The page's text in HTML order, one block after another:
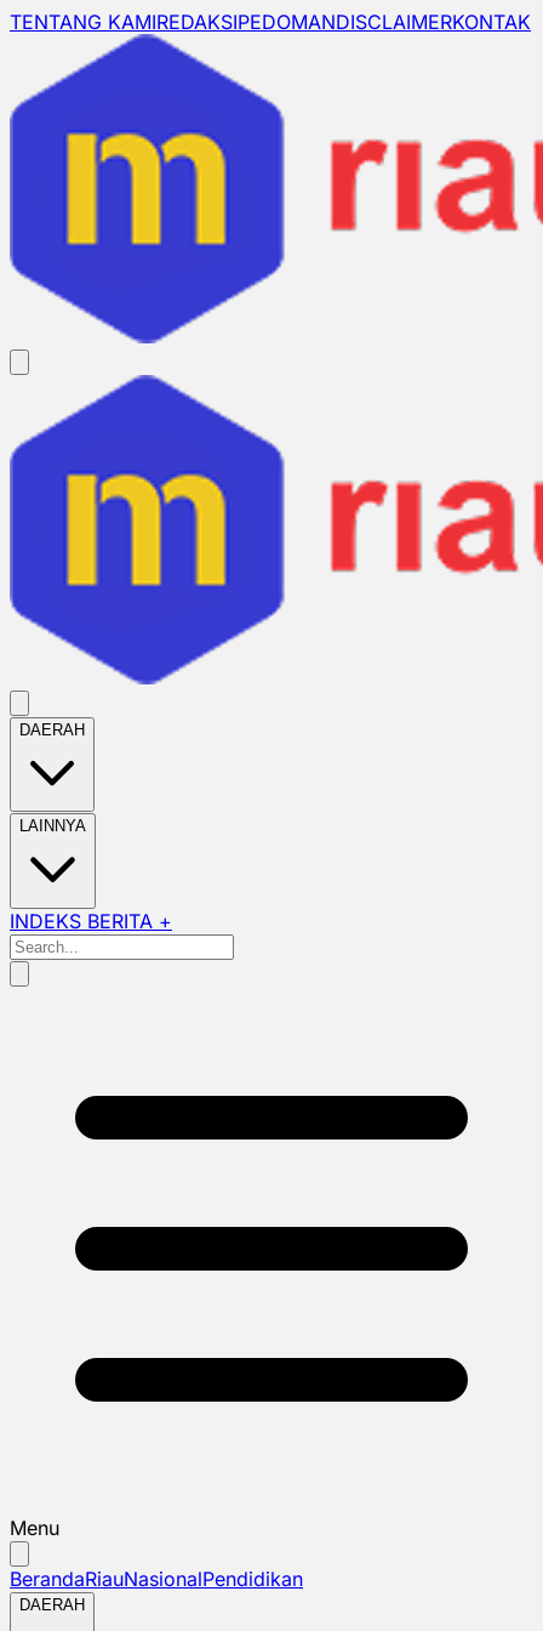
TENTANG KAMIREDAKSIPEDOMANDISCLAIMERKONTAK
DAERAH
LAINNYA
INDEKS BERITA +
Menu
BerandaRiauNasionalPendidikan
DAERAH